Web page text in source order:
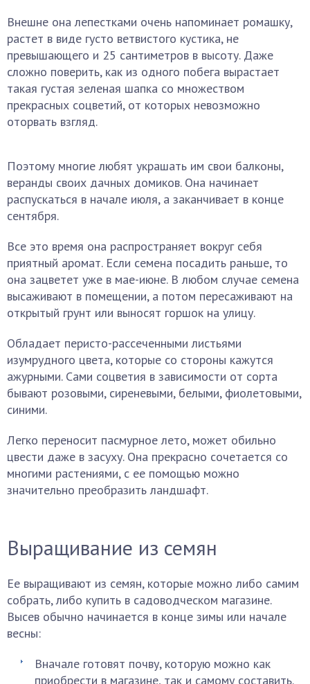
Внешне она лепестками очень напоминает ромашку,
растет в виде густо ветвистого кустика, не
превышающего и 25 сантиметров в высоту. Даже
сложно поверить, как из одного побега вырастает
такая густая зеленая шапка со множеством
прекрасных соцветий, от которых невозможно
оторвать взгляд.
Поэтому многие любят украшать им свои балконы,
веранды своих дачных домиков. Она начинает
распускаться в начале июля, а заканчивает в конце
сентября.
Все это время она распространяет вокруг себя
приятный аромат. Если семена посадить раньше, то
она зацветет уже в мае-июне. В любом случае семена
высаживают в помещении, а потом пересаживают на
открытый грунт или выносят горшок на улицу.
Обладает перисто-рассеченными листьями
изумрудного цвета, которые со стороны кажутся
ажурными. Сами соцветия в зависимости от сорта
бывают розовыми, сиреневыми, белыми, фиолетовыми,
синими.
Легко переносит пасмурное лето, может обильно
цвести даже в засуху. Она прекрасно сочетается со
многими растениями, с ее помощью можно
значительно преобразить ландшафт.
Выращивание из семян
Ее выращивают из семян, которые можно либо самим
собрать, либо купить в садоводческом магазине.
Высев обычно начинается в конце зимы или начале
весны:
Вначале готовят почву, которую можно как
приобрести в магазине, так и самому составить.